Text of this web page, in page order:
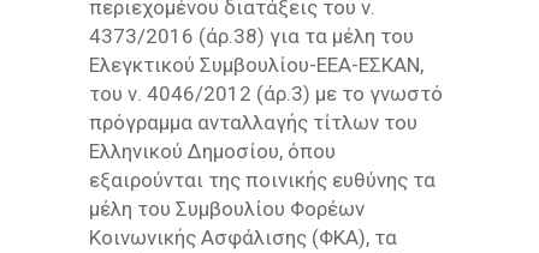
περιεχομένου διατάξεις του ν.
4373/2016 (άρ.38) για τα μέλη του
Ελεγκτικού Συμβουλίου-ΕΕΑ-ΕΣΚΑΝ,
του ν. 4046/2012 (άρ.3) με το γνωστό
πρόγραμμα ανταλλαγής τίτλων του
Ελληνικού Δημοσίου, όπου
εξαιρούνται της ποινικής ευθύνης τα
μέλη του Συμβουλίου Φορέων
Κοινωνικής Ασφάλισης (ΦΚΑ), τα